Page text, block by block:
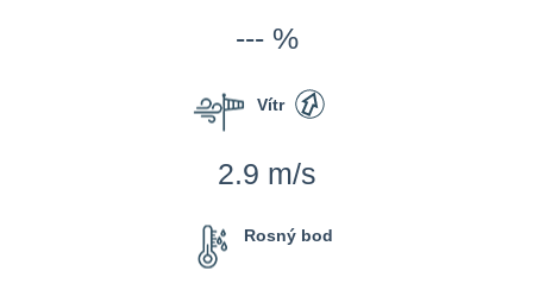
--- %
Vítr
2.9 m/s
Rosný bod